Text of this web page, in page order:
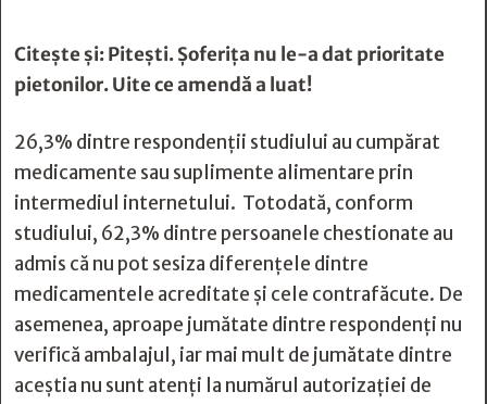
Citește și:Pitești. Șoferița nu le-a dat prioritate
pietonilor. Uite ce amendă a luat!
26,3% dintre respondenții studiului au cumpărat
medicamente sau suplimente alimentare prin
intermediul internetului. Totodată, conform
studiului, 62,3% dintre persoanele chestionate au
admis că nu pot sesiza diferențele dintre
medicamentele acreditate și cele contrafăcute. De
asemenea, aproape jumătate dintre respondenți nu
verifică ambalajul, iar mai mult de jumătate dintre
aceștia nu sunt atenți la numărul autorizației de